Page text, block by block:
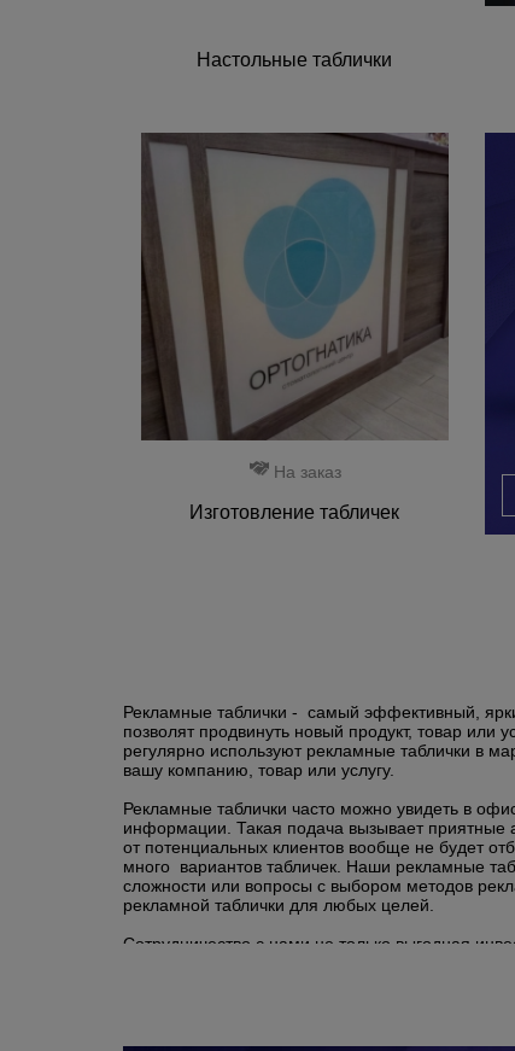
Настольные таблички
На заказ
Изготовление табличек
Рекламные таблички - самый эффективный,
позволят продвинуть новый продукт, товар
регулярно используют рекламные таблички в
вашу компанию, товар или услугу.
Рекламные таблички часто можно увидеть в
информации. Такая подача вызывает приятные
от потенциальных клиентов вообще не будет
много вариантов табличек. Наши рекламные
сложности или вопросы с выбором методов
рекламной таблички для любых целей.
Сотрудничество с нами не только выгодная